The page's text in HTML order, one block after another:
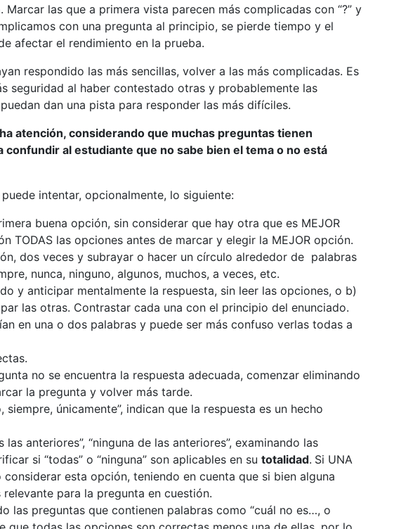
las que a primera vista parecen más complicadas con “?” y
con una pregunta al principio, se pierde tiempo y el
afectar el rendimiento en la prueba.
respondido las más sencillas, volver a las más complicadas. Es
seguridad al haber contestado otras y probablemente las
dan una pista para responder las más difíciles.
atención, considerando que muchas preguntas tienen
confundir al estudiante que no sabe bien el tema o no está
intentar, opcionalmente, lo siguiente:
buena opción, sin considerar que hay otra que es MEJOR
TODAS las opciones antes de marcar y elegir la MEJOR opción.
dos veces y subrayar o hacer un círculo alrededor de palabras
nunca, ninguno, algunos, muchos, a veces, etc.
y anticipar mentalmente la respuesta, sin leer las opciones, o b)
las otras. Contrastar cada una con el principio del enunciado.
en una o dos palabras y puede ser más confuso verlas todas a
no se encuentra la respuesta adecuada, comenzar eliminando
la pregunta y volver más tarde.
siempre, únicamente”, indican que la respuesta es un hecho
anteriores”, “ninguna de las anteriores”, examinando las
si “todas” o “ninguna” son aplicables en su totalidad. Si UNA
esta opción, teniendo en cuenta que si bien alguna
para la pregunta en cuestión.
las preguntas que contienen palabras como “cuál no es…, o